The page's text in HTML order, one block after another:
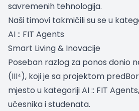
savremenih tehnologija.
Naši timovi takmičili su se u
AI :: FIT Agents
Smart Living & Inovacije
Poseban razlog za ponos donio
(III⁴), koji je sa projektom
mjesto u kategoriji AI :: FIT
učesnika i studenata.